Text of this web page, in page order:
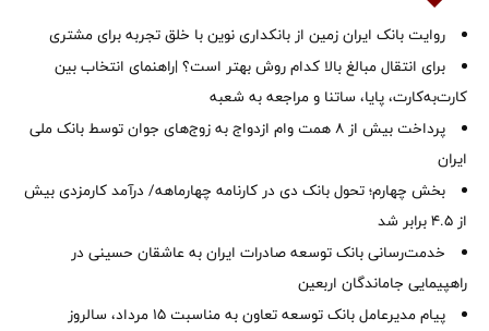
روایت بانک ایران زمین از بانکداری نوین با خلق تجربه برای مشتری
برای انتقال مبالغ بالا کدام روش بهتر است؟ |راهنمای انتخاب بین
کارت‌به‌کارت، پایا، ساتنا و مراجعه به شعبه
پرداخت بیش از ۸ همت وام ازدواج به زوج‌های جوان توسط بانک ملی
ایران
بخش چهارم؛ تحول بانک دی در کارنامه چهارماهه/ درآمد کارمزدی بیش
از ۴.۵ برابر شد
خدمت‌رسانی بانک توسعه صادرات ایران به عاشقان حسینی در
راهپیمایی جاماندگان اربعین
پیام مدیرعامل بانک توسعه تعاون به مناسبت 15 مرداد، سالروز